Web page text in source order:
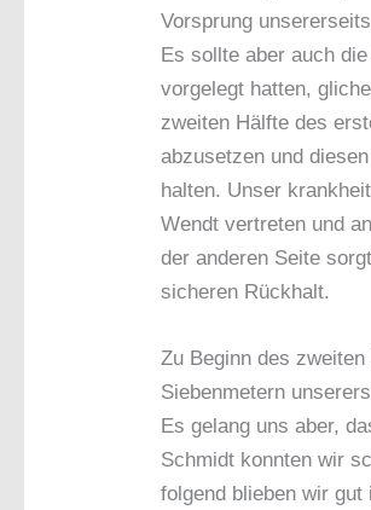
Vorsprung
Es sollte aber auch
vorgelegt hatten,
zweiten Hälfte des
abzusetzen und
halten. Unser
Wendt vertreten und
der anderen Seite
sicheren Rückhalt.
Zu Beginn des
Siebenmetern
Es gelang uns aber,
Schmidt konnten wir
folgend blieben wir